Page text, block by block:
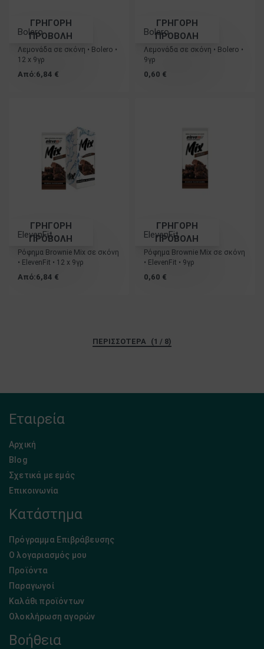
ΓΡΗΓΟΡΗ
ΠΡΟΒΟΛΗ
Bolero
Λεμονάδα σε σκόνη • Bolero •
12 x 9γρ
Από:6,84 €
ΓΡΗΓΟΡΗ
ΠΡΟΒΟΛΗ
Bolero
Λεμονάδα σε σκόνη • Bolero •
9γρ
0,60 €
ΓΡΗΓΟΡΗ
ΠΡΟΒΟΛΗ
ElevenFit
Ρόφημα Brownie Mix σε σκόνη
• ElevenFit • 12 x 9γρ
Από:6,84 €
ΓΡΗΓΟΡΗ
ΠΡΟΒΟΛΗ
ElevenFit
Ρόφημα Brownie Mix σε σκόνη
• ElevenFit • 9γρ
0,60 €
(1 / 8)
Εταιρεία
Αρχική
Blog
Σχετικά με εμάς
Επικοινωνία
Κατάστημα
Πρόγραμμα Επιβράβευσης
Ο λογαριασμός μου
Προϊόντα
Παραγωγοί
Καλάθι προϊόντων
Ολοκλήρωση αγορών
Βοήθεια